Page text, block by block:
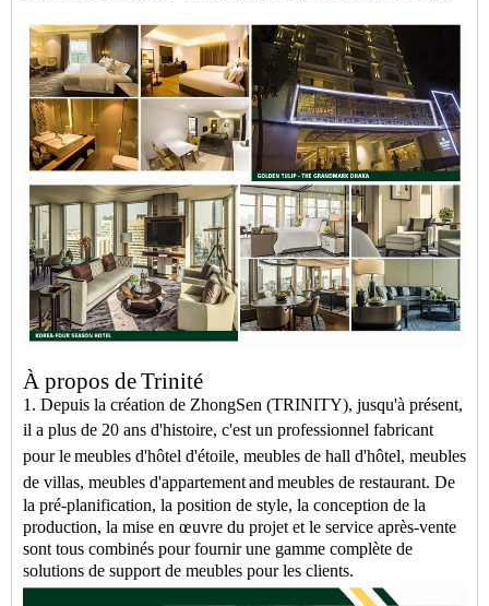
À propos deTrinité
1. Depuis la création de ZhongSen (TRINITY), jusqu'à présent,
il a plus de 20 ans d'histoire, c'est un professionnel fabricant
pour lemeubles d'hôtel d'étoile, meubles de hall d'hôtel, meubles
de villas, meubles d'appartementand meubles de restaurant. De
la pré-planification, la position de style, la conception de la
production, la mise en œuvre du projet et le service après-vente
sont tous combinés pour fournir une gamme complète de
solutions de support de meubles pour les clients.